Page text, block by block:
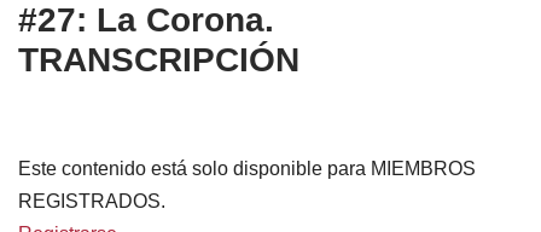
#27: La Corona.
TRANSCRIPCIÓN
Este contenido está solo disponible para MIEMBROS
REGISTRADOS.